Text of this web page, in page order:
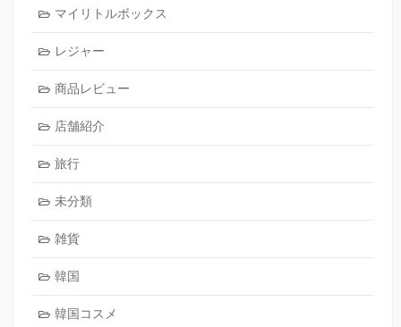
マイリトルボックス
レジャー
商品レビュー
店舗紹介
旅行
未分類
雑貨
韓国
韓国コスメ